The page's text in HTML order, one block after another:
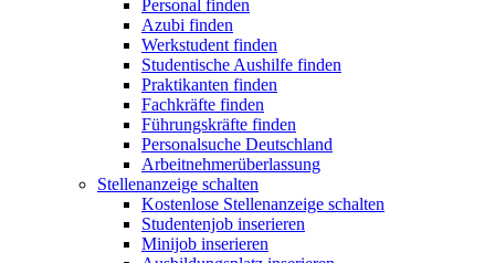
Personal finden
Azubi finden
Werkstudent finden
Studentische Aushilfe finden
Praktikanten finden
Fachkräfte finden
Führungskräfte finden
Personalsuche Deutschland
Arbeitnehmerüberlassung
Stellenanzeige schalten
Kostenlose Stellenanzeige schalten
Studentenjob inserieren
Minijob inserieren